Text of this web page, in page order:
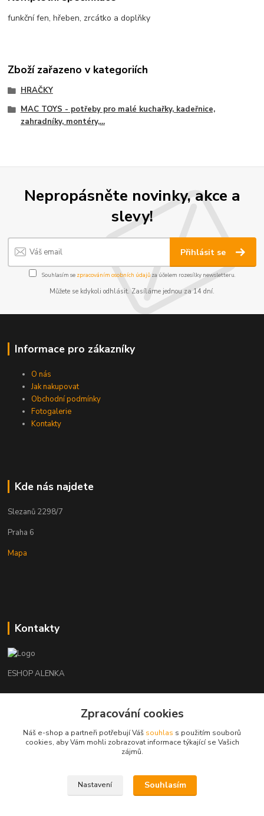
funkční fen, hřeben, zrcátko a doplňky
Zboží zařazeno v kategoriích
HRAČKY
MAC TOYS - potřeby pro malé kuchařky, kadeřnice,
zahradníky, montéry,...
Nepropásněte novinky, akce a
slevy!
Přihlásit se
Souhlasím se zpracováním osobních údajůza účelem rozesílky newsletteru.
Můžete se kdykoli odhlásit. Zasíláme jednou za 14 dní.
Informace pro zákazníky
O nás
Jak nakupovat
Obchodní podmínky
Fotogalerie
Kontakty
Kde nás najdete
Slezanů 2298/7
Praha 6
Mapa
Kontakty
ESHOP ALENKA
+420602541312
orechovka@inmes.cz
Zpracování cookies
Náš e-shop a partneři potřebují Váš souhlas s použitím souborů
cookies, aby Vám mohli zobrazovat informace týkající se Vašich
zájmů.
Nastavení Souhlasím